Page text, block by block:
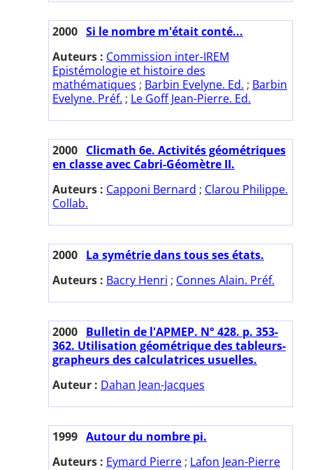
2000 Si le nombre m'était conté...
Auteurs : Commission inter-IREM
Epistémologie et histoire des
mathématiques ; Barbin Evelyne. Ed. ; Barbin
Evelyne. Préf. ; Le Goff Jean-Pierre. Ed.
2000 Clicmath 6e. Activités géométriques
en classe avec Cabri-Géomètre II.
Auteurs : Capponi Bernard ; Clarou Philippe.
Collab.
2000 La symétrie dans tous ses états.
Auteurs : Bacry Henri ; Connes Alain. Préf.
2000 Bulletin de l'APMEP. N° 428. p. 353-
362. Utilisation géométrique des tableurs-
grapheurs des calculatrices usuelles.
Auteur : Dahan Jean-Jacques
1999 Autour du nombre pi.
Auteurs : Eymard Pierre ; Lafon Jean-Pierre